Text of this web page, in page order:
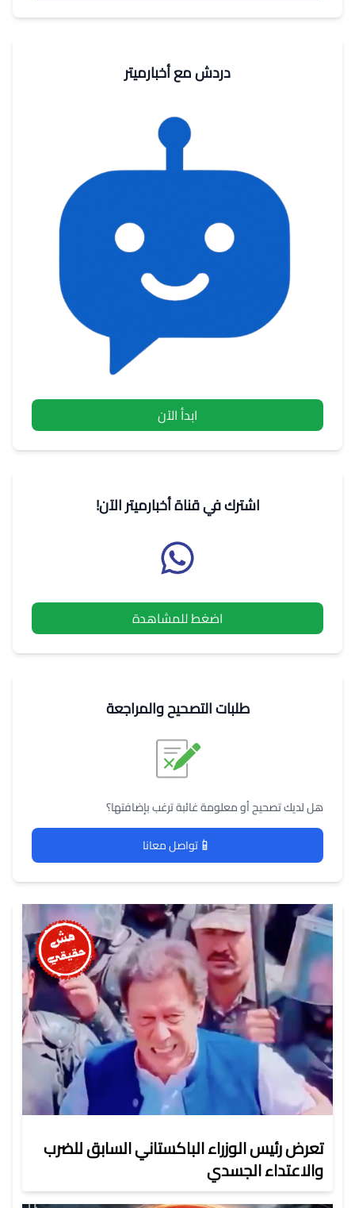
دردش مع أخبارميتر
ابدأ الآن
اشترك في قناة أخبارميتر الآن!
اضغط للمشاهدة
طلبات التصحيح والمراجعة
هل لديك تصحيح أو معلومة غائبة ترغب بإضافتها؟
📱تواصل معانا
تعرض رئيس الوزراء الباكستاني السابق للضرب
والاعتداء الجسدي